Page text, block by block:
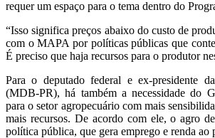
requer um espaço para o tema dentro do
“Isso significa preços abaixo do custo de
com o MAPA por políticas públicas que
É preciso que haja recursos para o produtor
Para o deputado federal e ex-presidente
(MDB-PR), há também a necessidade do
para o setor agropecuário com mais
mais recursos. De acordo com ele, o agro
política pública, que gera emprego e renda ao